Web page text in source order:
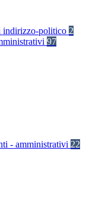
indirizzo-politico 2
97
- amministrativi 22